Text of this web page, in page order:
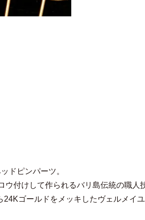
ドピンパーツ。
ウ付けして作られるバリ島伝統の職人
ゴールドをメッキしたヴェルメイ